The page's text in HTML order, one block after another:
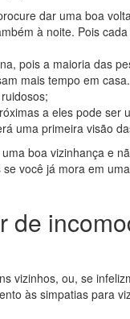
dar uma boa
à noite. Pois
pois a maioria das
mais tempo em
a eles pode ser
uma primeira visão
boa vizinhança e
você já mora em
de
vizinhos, ou, se
às simpatias para